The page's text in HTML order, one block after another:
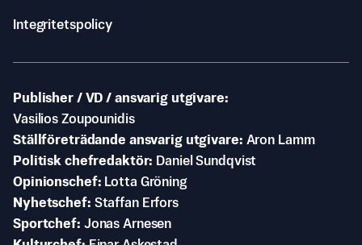
Integritetspolicy
Publisher / VD / ansvarig utgivare
Vasilios Zoupounidis
Ställföreträdande ansvarig utgivare Aron Lamm
Politisk chefredaktör
Daniel Sundqvist
Opinionschef
Lotta Gröning
Nyhetschef Staffan Erfors
Sportchef Jonas Arnesen